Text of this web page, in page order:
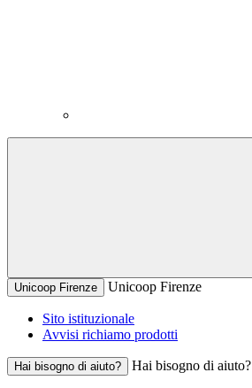
Unicoop Firenze Unicoop Firenze
Sito istituzionale
Avvisi richiamo prodotti
Hai bisogno di aiuto? Hai bisogno di aiuto?